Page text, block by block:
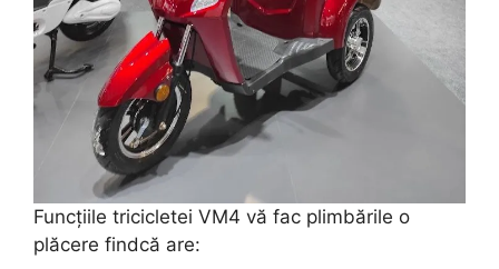
Funcțiile tricicletei VM4 vă fac plimbările o
plăcere findcă are: